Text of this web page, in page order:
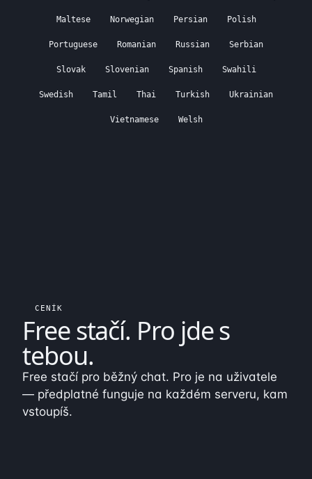
Maltese Norwegian Persian Polish
Portuguese Romanian Russian Serbian
Slovak Slovenian Spanish Swahili
Swedish Tamil Thai Turkish Ukrainian
Vietnamese Welsh
CENÍK
Free stačí. Pro jde s
tebou.
Free stačí pro běžný chat. Pro je na uživatele
— předplatné funguje na každém serveru, kam
vstoupíš.